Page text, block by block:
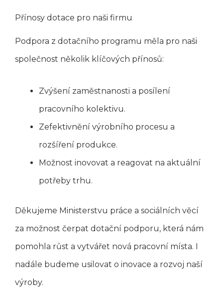
Přínosy dotace pro naši firmu
Podpora z dotačního programu měla pro naši
společnost několik klíčových přínosů:
Zvýšení zaměstnanosti a posílení
pracovního kolektivu.
Zefektivnění výrobního procesu a
rozšíření produkce.
Možnost inovovat a reagovat na aktuální
potřeby trhu.
Děkujeme Ministerstvu práce a sociálních věcí
za možnost čerpat dotační podporu, která nám
pomohla růst a vytvářet nová pracovní místa. I
nadále budeme usilovat o inovace a rozvoj naší
výroby.